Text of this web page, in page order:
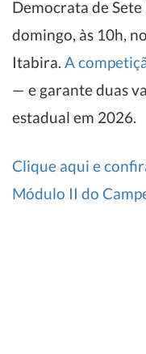
Democrata de
domingo, às 10h,
Itabira. A
— e garante duas
estadual em 2026.
Clique aqui e
Módulo II do